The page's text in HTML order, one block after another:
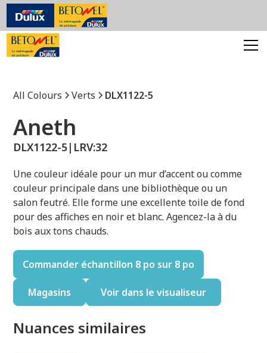
All Colours Verts DLX1122-5
Aneth
DLX1122-5| LRV:32
Une couleur idéale pour un mur d’accent ou comme
couleur principale dans une bibliothèque ou un
salon feutré. Elle forme une excellente toile de fond
pour des affiches en noir et blanc. Agencez-la à du
bois aux tons chauds.
Commander échantillon 8 po sur 8 po
Magasins Voir dans le visualiseur
Nuances similaires